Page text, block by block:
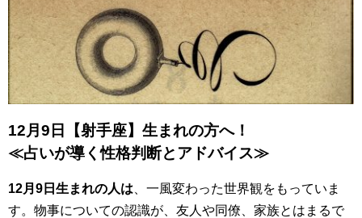
12月9日【射手座】生まれの方へ！
≪占いが導く性格判断とアドバイス≫
12月9日生まれの人は 、一風変わった世界観をもっていま
す。物事についての認識が、友人や同僚、家族とはまるで